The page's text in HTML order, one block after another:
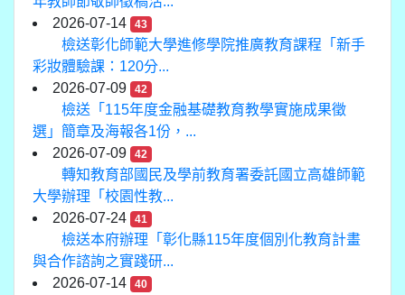
2026-07-14
43
檢送彰化師範大學進修學院推廣教育課程「新手
彩妝體驗課：120分...
2026-07-09
42
檢送「115年度金融基礎教育教學實施成果徵
選」簡章及海報各1份，...
2026-07-09
42
轉知教育部國民及學前教育署委託國立高雄師範
大學辦理「校園性教...
2026-07-24
41
檢送本府辦理「彰化縣115年度個別化教育計畫
與合作諮詢之實踐研...
2026-07-14
40